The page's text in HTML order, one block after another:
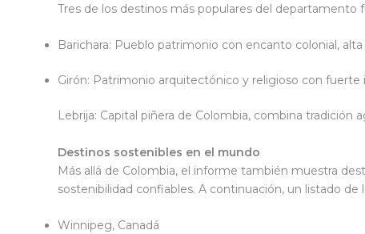
Tres de los destinos más populares del
Barichara: Pueblo patrimonio con encanto colonial,
Girón: Patrimonio arquitectónico y religioso con fuerte
Lebrija: Capital piñera de Colombia, combina tradición
Destinos sostenibles en el mundo
Más allá de Colombia, el informe también muestra
sostenibilidad confiables. A continuación, un listado
Winnipeg, Canadá